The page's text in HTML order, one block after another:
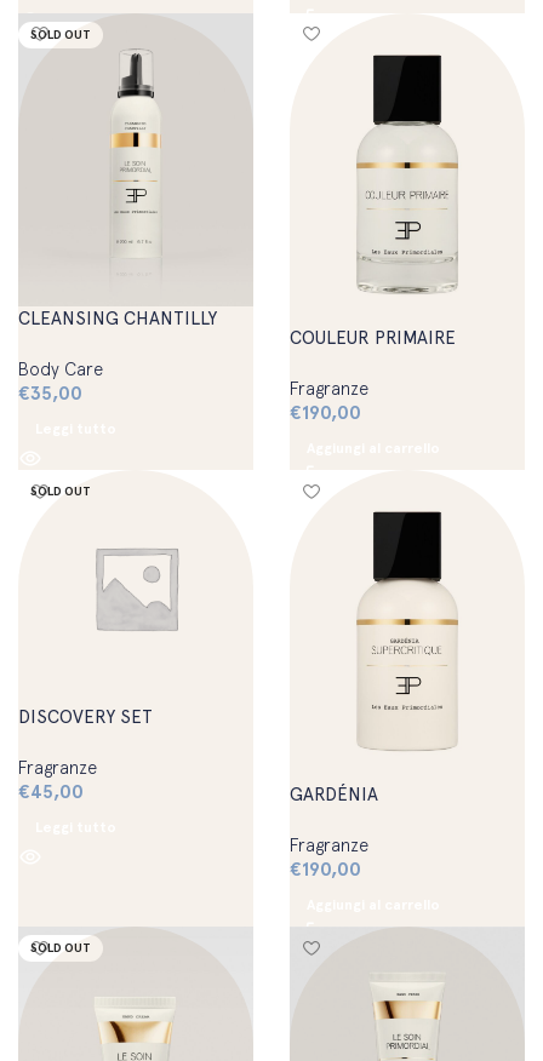
SOLD OUT
CLEANSING CHANTILLY
Body Care
€35,00
COULEUR PRIMAIRE
Fragranze
€190,00
SOLD OUT
DISCOVERY SET
Fragranze
€45,00 GARDÉNIA
Fragranze
€190,00
SOLD OUT